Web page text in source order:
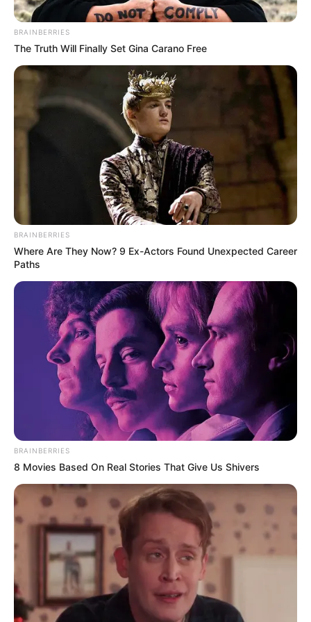
ishin favoritë, por mbrojtësi e thotë qartë: “Janë ata klubi i
madh”.
BRAINBERRIES
The Truth Will Finally Set Gina Carano Free
BRAINBERRIES
Where Are They Now? 9 Ex-Actors Found Unexpected Career
Paths
BRAINBERRIES
8 Movies Based On Real Stories That Give Us Shivers